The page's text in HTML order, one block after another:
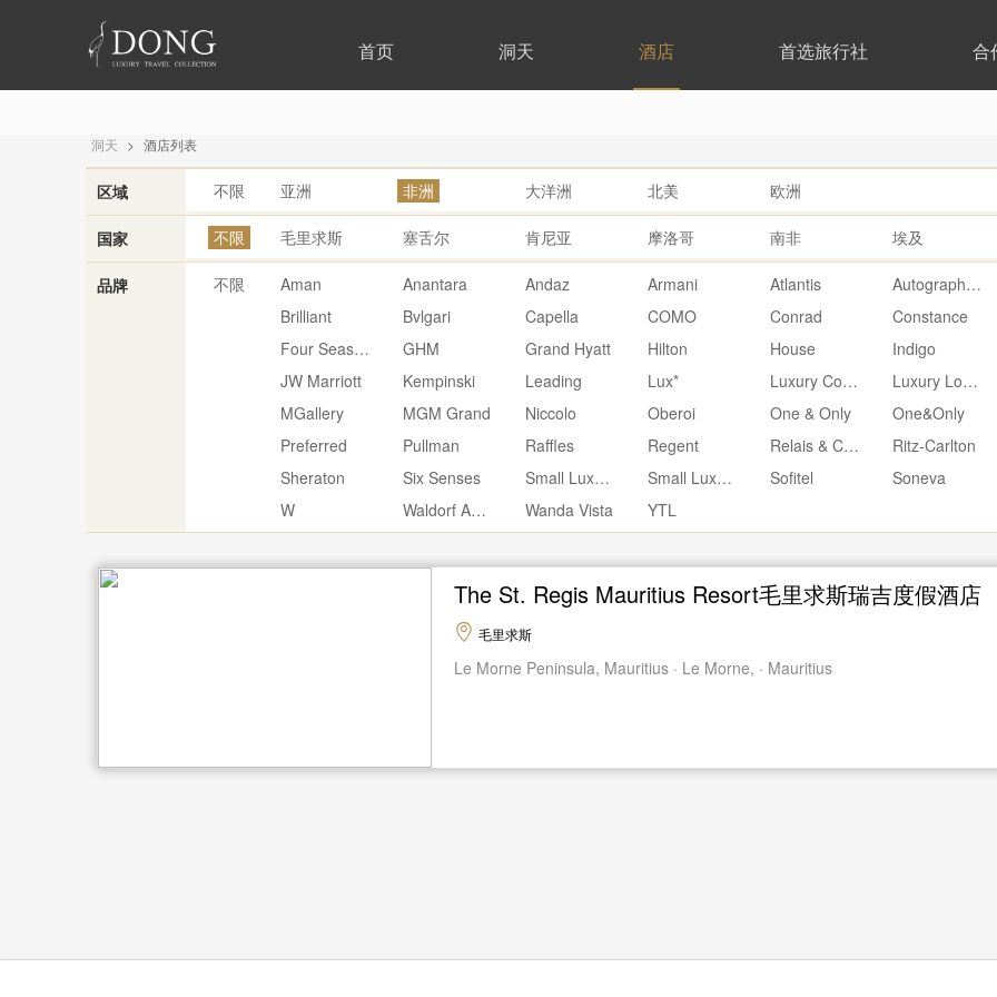
首页 洞天 酒店 首选旅行社 合
洞天 > 酒店列表
区域 不限 亚洲 非洲 大洋洲 北美 欧洲
国家 不限 毛里求斯 塞舌尔 肯尼亚 摩洛哥 南非 埃及
品牌 不限 Aman Anantara Andaz Armani Atlantis
Autograph Collection
Brilliant
Bvlgari Capella COMO Conrad
Constance
Four Seasons
GHM Grand Hyatt Hilton House
Indigo
JW Marriott
Kempinski Leading Lux* Luxury Collection
Luxury Lodges of Australia
MGallery
MGM Grand Niccolo Oberoi One & Only
One&Only
Preferred
Pullman Raffles Regent Relais & Chateaux
Ritz-Carlton
Sheraton
Six Senses Small Luxury Small Luxury Hotels Sofitel
Soneva
W
Waldorf Astoria Wanda Vista YTL
The St. Regis Mauritius Resort毛里求斯瑞吉度假酒店
毛里求斯
Le Morne Peninsula, Mauritius · Le Morne, · Mauritius